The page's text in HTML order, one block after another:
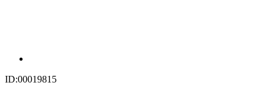
ID:00019815